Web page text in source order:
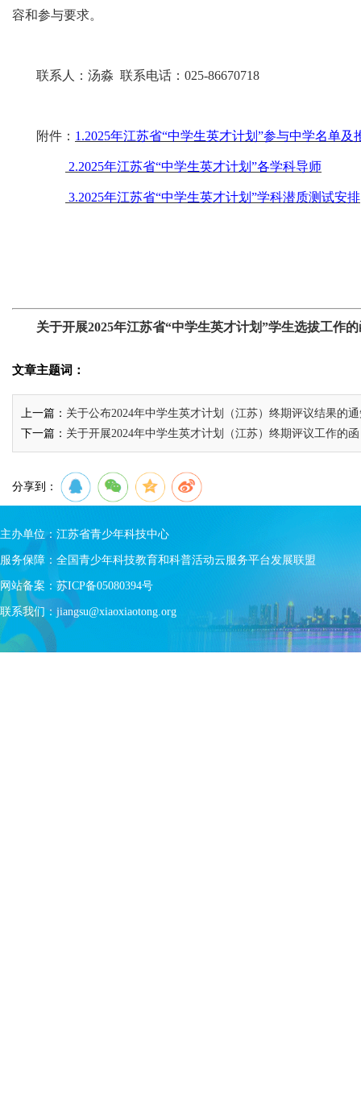
容和参与要求。
联系人：汤淼 联系电话：025-86670718
附件： 1.2025年江苏省“中学生英才计划”参与中学名单及
2.2025年江苏省“中学生英才计划”各学科导师
3.2025年江苏省“中学生英才计划”学科潜质测试安排
关于开展2025年江苏省“中学生英才计划”学生选拔工作
文章主题词：
上一篇： 关于公布2024年中学生英才计划（江苏）终期评议结果的
下一篇： 关于开展2024年中学生英才计划（江苏）终期评议工作的函
分享到：
主办单位：江苏省青少年科技中心
服务保障：全国青少年科技教育和科普活动云服务平台发展联盟
网站备案： 苏ICP备05080394号
联系我们：jiangsu@xiaoxiaotong.org